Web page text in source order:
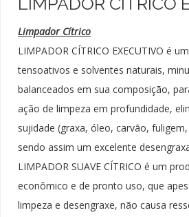
Limpador Cítrico
LIMPADOR CÍTRICO EXECUTIVO é
tensoativos e solventes naturais,
balanceados em sua composição,
ação de limpeza em profundidade,
sujidade (graxa, óleo, carvão,
sendo assim um excelente
LIMPADOR SUAVE CÍTRICO é um
econômico e de pronto uso, que
limpeza e desengraxe, não causa